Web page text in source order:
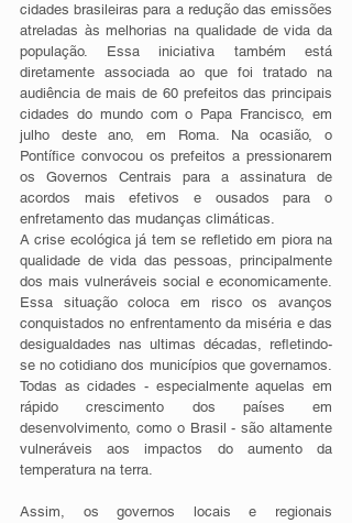
cidades brasileiras para a redução das emissões
atreladas às melhorias na qualidade de vida da
população. Essa iniciativa também está
diretamente associada ao que foi tratado na
audiência de mais de 60 prefeitos das principais
cidades do mundo com o Papa Francisco, em
julho deste ano, em Roma. Na ocasião, o
Pontífice convocou os prefeitos a pressionarem
os Governos Centrais para a assinatura de
acordos mais efetivos e ousados para o
enfretamento das mudanças climáticas.
A crise ecológica já tem se refletido em piora na
qualidade de vida das pessoas, principalmente
dos mais vulneráveis social e economicamente.
Essa situação coloca em risco os avanços
conquistados no enfrentamento da miséria e das
desigualdades nas ultimas décadas, refletindo-
se no cotidiano dos municípios que governamos.
Todas as cidades - especialmente aquelas em
rápido crescimento dos países em
desenvolvimento, como o Brasil - são altamente
vulneráveis aos impactos do aumento da
temperatura na terra.
Assim, os governos locais e regionais